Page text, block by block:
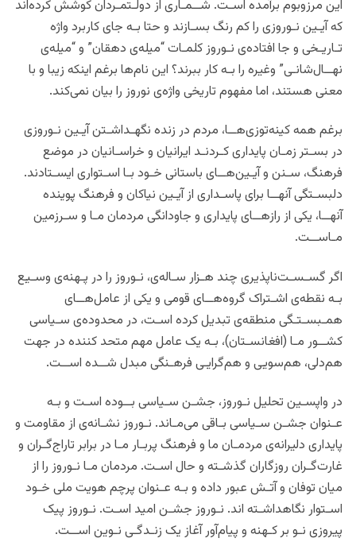
این مرزوبوم برآمده اسـت. شــمـاری از دولـتمـردان کوشش کرده‌اند
که آیـین نـوروزی را کم رنگ بسـازند و حتا بـه جای کاربرد واژه
تـاریـخی و جا افتاده‌ی نـوروز کلمـات “میله‌ی دهقان” و “میله‌ی
نهــال‌شانـی” وغیره را بـه کار ببرند؟ این نام‌ها برغم اینکه زیبا و با
معنی هستند، اما مفهوم تاریخی واژه‌ی نوروز را بیان نمی‌کند.
برغم همه کینه‌توزی‌هــا، مردم در زنده نگهـداشـتن آیـین نـوروزی
در بسـتر زمـان پایداری کـردنـد ایرانیان و خراسـانیان در موضع
فرهنگ، سـنن و آیـین‌هــای باستانی خـود بـا اسـتواری ایسـتادند.
دلبسـتگی آنهــا برای پاسـداری از آیـین نیاکان و فرهنگ پوینده
آنهــا، یکی از رازهــای پایداری و جاودانگی مردمان مـا و سـرزمین
مـاســت.
اگر گسـسـت‌ناپذیری چند هـزار سـاله‌ی‌، نـوروز را در پـهنه‌ی وسـیع
بـه نقطه‌ی اشـتراک گروه‌هــای قومی و یکی از عامل‌هــای
همـبسـتـگی منطقه‌ی تبدیل کرده اسـت، در محدوده‌ی سـیاسی
کشــور مـا (افغانسـتان)، بـه یک عامل مهم متحد‌ کننده در جهت
هم‌دلی، هم‌سویی و هم‌گرایـی فرهـنگی مبدل شــده اســت.
در واپسـین تحلیل نـوروز، جشـن سـیاسی بــوده اسـت و بـه
عـنوان جشـن سـیاسی بـاقی می‌مـاند. نـوروز نشـانه‌ی از مقاومت و
پایداری دلیرانه‌ی مردمـان ما و فرهنگ پربـار مـا در برابر تاراج‌گـران و
غارت‌گـران روزگاران گذشـته و حال اسـت. مردمان مـا نـوروز را از
میان توفان و آتـش عبور داده و بـه عـنوان پرچم هویت ملی خـود
اسـتوار نگاهداشـته‌ اند. نـوروز جشـن امید اسـت. نـوروز پیک
پیروزی نـو بر کـهنه و پیام‌آور آغاز یک زنـدگـی نـوین اســت.